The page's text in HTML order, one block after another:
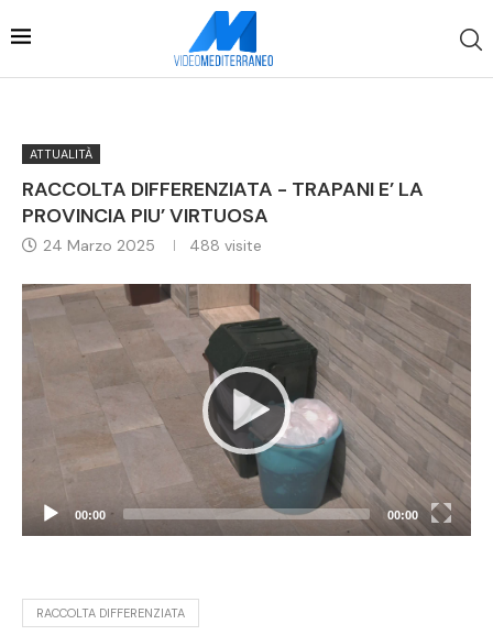
ATTUALITÀ
RACCOLTA DIFFERENZIATA - TRAPANI E’ LA
PROVINCIA PIU’ VIRTUOSA
24 Marzo 2025 488 visite
Video
Player
00:00 00:00
RACCOLTA DIFFERENZIATA